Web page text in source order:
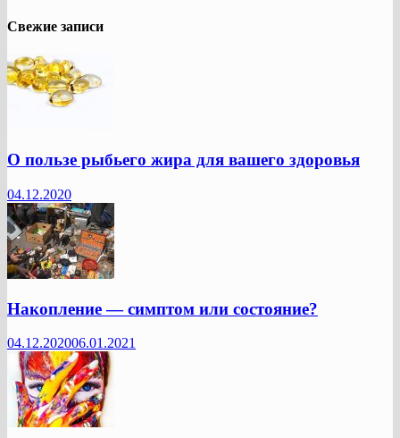
Свежие записи
О пользе рыбьего жира для вашего здоровья
04.12.2020
Накопление — симптом или состояние?
04.12.202006.01.2021